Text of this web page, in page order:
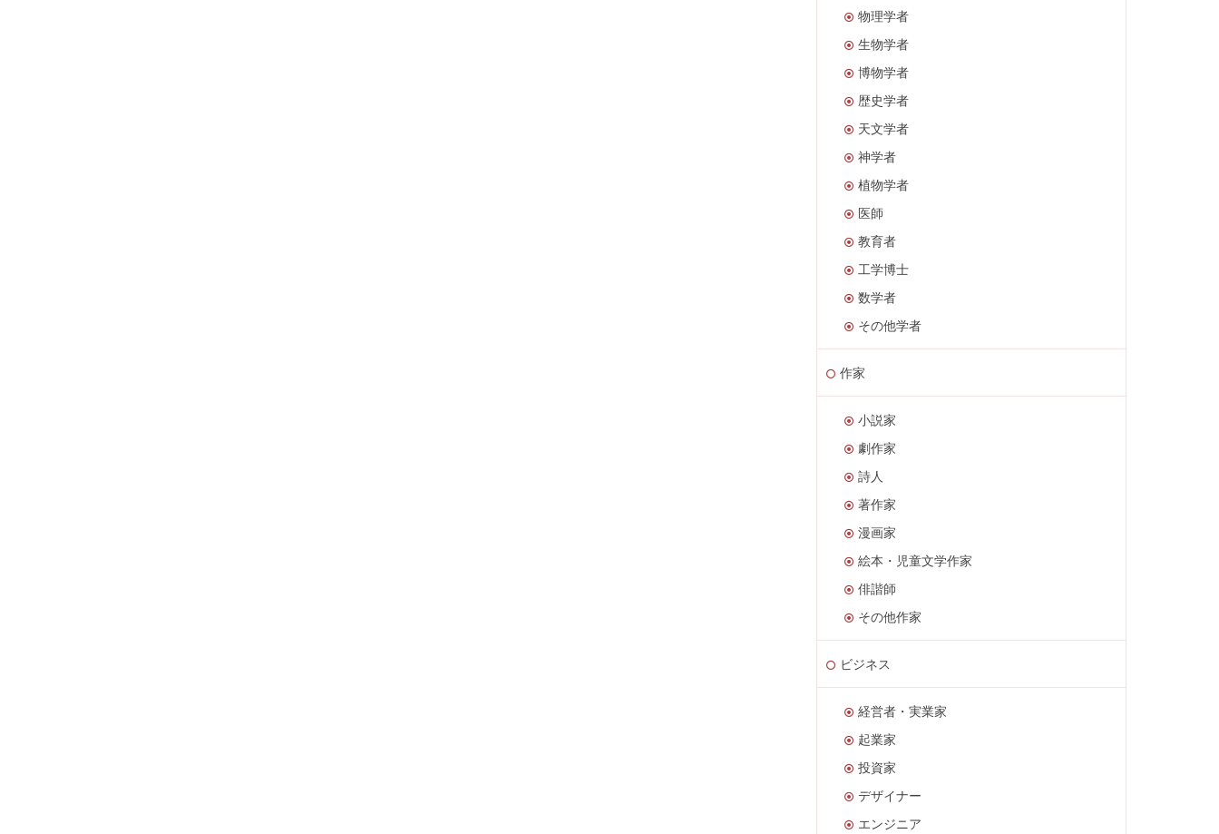
物理学者
生物学者
博物学者
歴史学者
天文学者
神学者
植物学者
医師
教育者
工学博士
数学者
その他学者
作家
小説家
劇作家
詩人
著作家
漫画家
絵本・児童文学作家
俳諧師
その他作家
ビジネス
経営者・実業家
起業家
投資家
デザイナー
エンジニア